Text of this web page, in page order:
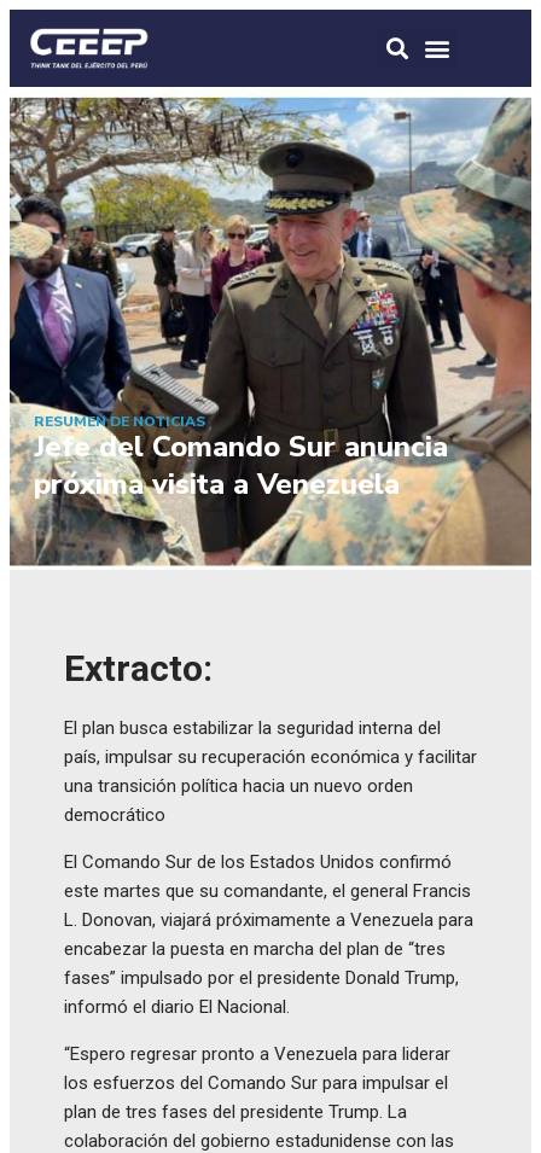
RESUMEN DE NOTICIAS
Jefe del Comando Sur anuncia
próxima visita a Venezuela
Extracto:
El plan busca estabilizar la seguridad interna del
país, impulsar su recuperación económica y facilitar
una transición política hacia un nuevo orden
democrático
El Comando Sur de los Estados Unidos confirmó
este martes que su comandante, el general Francis
L. Donovan, viajará próximamente a Venezuela para
encabezar la puesta en marcha del plan de “tres
fases” impulsado por el presidente Donald Trump,
informó el diario El Nacional.
“Espero regresar pronto a Venezuela para liderar
los esfuerzos del Comando Sur para impulsar el
plan de tres fases del presidente Trump. La
colaboración del gobierno estadunidense con las